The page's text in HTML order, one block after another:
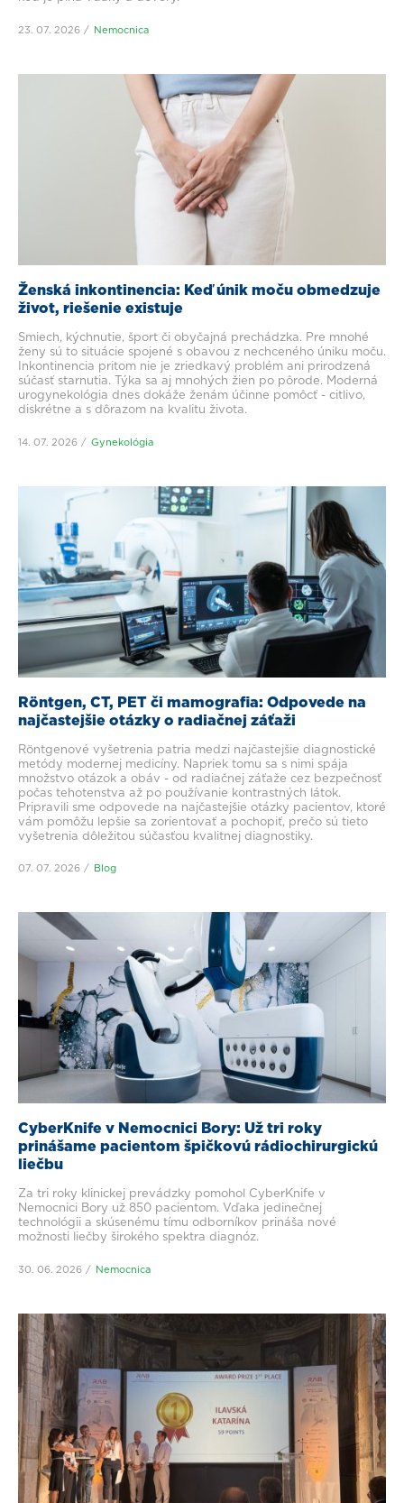
23. 07. 2026 Nemocnica
Ženská inkontinencia: Keď únik moču obmedzuje
život, riešenie existuje
Smiech, kýchnutie, šport či obyčajná prechádzka. Pre mnohé
ženy sú to situácie spojené s obavou z nechceného úniku moču.
Inkontinencia pritom nie je zriedkavý problém ani prirodzená
súčasť starnutia. Týka sa aj mnohých žien po pôrode. Moderná
urogynekológia dnes dokáže ženám účinne pomôcť - citlivo,
diskrétne a s dôrazom na kvalitu života.
14. 07. 2026 Gynekológia
Röntgen, CT, PET či mamografia: Odpovede na
najčastejšie otázky o radiačnej záťaži
Röntgenové vyšetrenia patria medzi najčastejšie diagnostické
metódy modernej medicíny. Napriek tomu sa s nimi spája
množstvo otázok a obáv - od radiačnej záťaže cez bezpečnosť
počas tehotenstva až po používanie kontrastných látok.
Pripravili sme odpovede na najčastejšie otázky pacientov, ktoré
vám pomôžu lepšie sa zorientovať a pochopiť, prečo sú tieto
vyšetrenia dôležitou súčasťou kvalitnej diagnostiky.
07. 07. 2026 Blog
CyberKnife v Nemocnici Bory: Už tri roky
prinášame pacientom špičkovú rádiochirurgickú
liečbu
Za tri roky klinickej prevádzky pomohol CyberKnife v
Nemocnici Bory už 850 pacientom. Vďaka jedinečnej
technológii a skúsenému tímu odborníkov prináša nové
možnosti liečby širokého spektra diagnóz.
30. 06. 2026 Nemocnica